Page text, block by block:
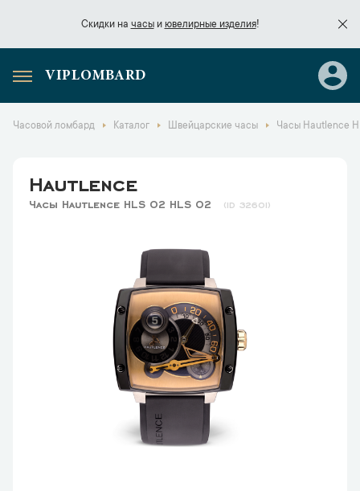
Скидки на часыи ювелирные изделия!
Скидки начасы
VIPLOMBARD
Часовой ломбард Каталог Швейцарские часы Часы Hautlence
Hautlence
Часы Hautlence HLS 02 HLS 02 32601